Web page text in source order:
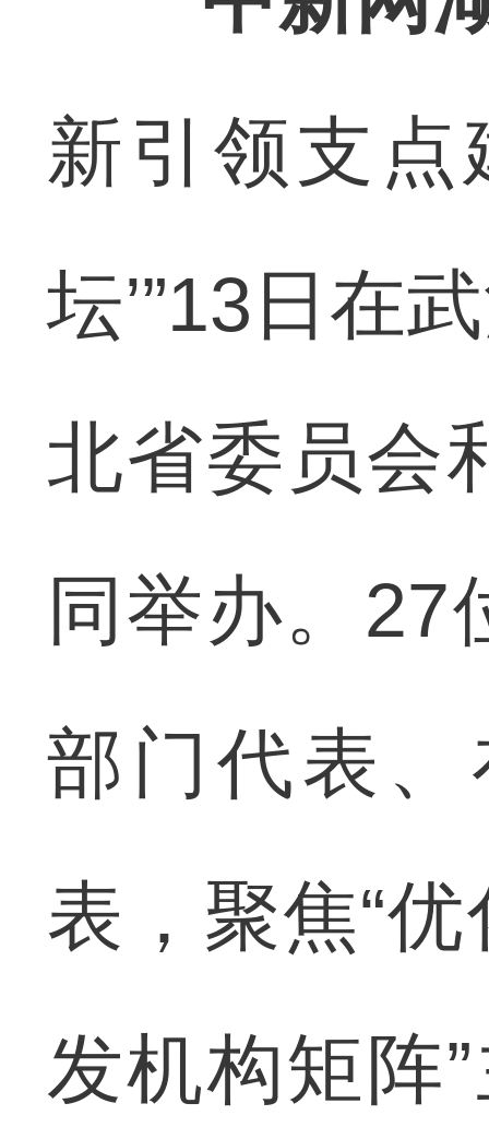
新引领支点
坛’”13日在
北省委员会
同举办。27
部门代表
表，聚焦“
发机构矩阵